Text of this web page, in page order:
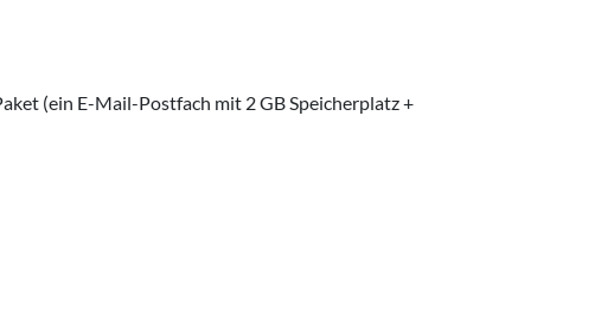
(ein E-Mail-Postfach mit 2 GB Speicherplatz +